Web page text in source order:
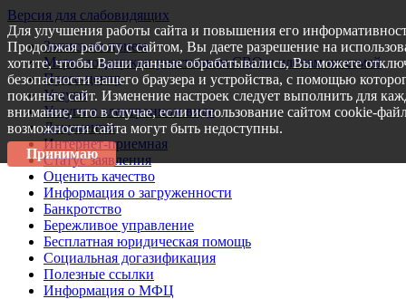
Версия для слабовидящих
Запись на прием
Меры поддержки участникам СВО и членам их семей
Пресс-центр
Услуги
Услуги в электронном виде
Документы
Интернет-приемная
Статус заявления
Оценить качество
Информация о загруженности
Банкротство
Бережливое управление
Бесплатная юридическая помощь
Социальная догазификация
Полезные ссылки
Информация о МФЦ
Для улучшения работы сайта и повышения его
Продолжая работу с сайтом, Вы даете разрешение на
хотите, чтобы Ваши данные обрабатывались, Вы можете
безопасности вашего браузера и устройства, с помощью
покиньте сайт. Изменение настроек следует выполнить для
внимание, что в случае, если использование сайтом cookie-
возможности сайта могут быть недоступны.
Принимаю